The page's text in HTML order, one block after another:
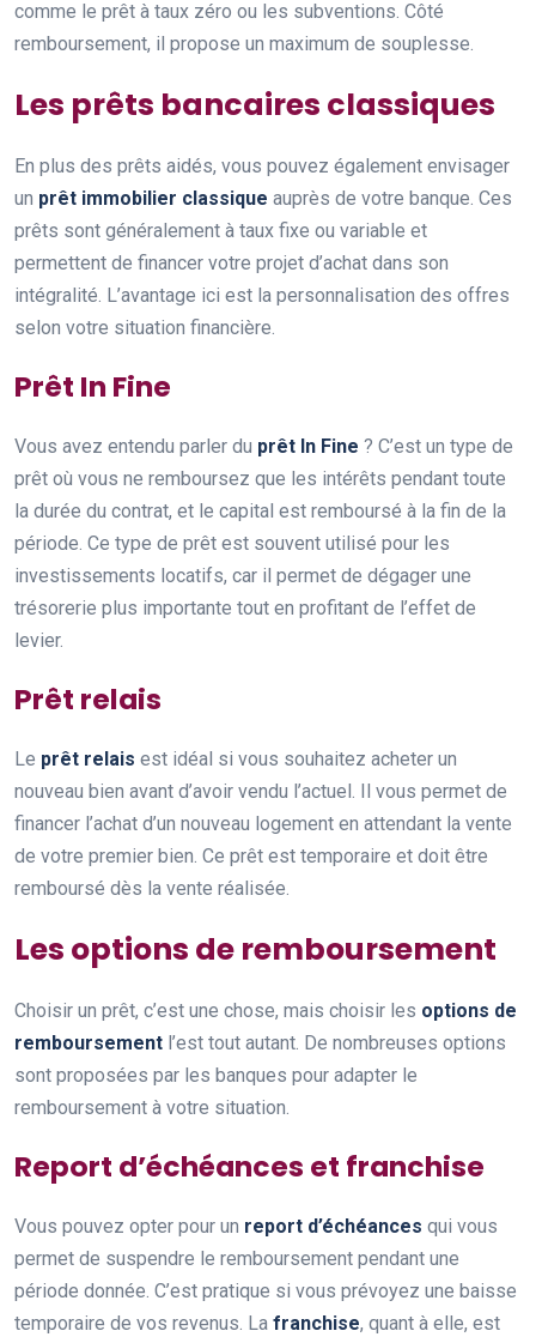
comme le prêt à taux zéro ou les subventions. Côté
remboursement, il propose un maximum de souplesse.
Les prêts bancaires classiques
En plus des prêts aidés, vous pouvez également envisager
un prêt immobilier classique auprès de votre banque. Ces
prêts sont généralement à taux fixe ou variable et
permettent de financer votre projet d’achat dans son
intégralité. L’avantage ici est la personnalisation des offres
selon votre situation financière.
Prêt In Fine
Vous avez entendu parler du prêt In Fine ? C’est un type de
prêt où vous ne remboursez que les intérêts pendant toute
la durée du contrat, et le capital est remboursé à la fin de la
période. Ce type de prêt est souvent utilisé pour les
investissements locatifs, car il permet de dégager une
trésorerie plus importante tout en profitant de l’effet de
levier.
Prêt relais
Le prêt relais est idéal si vous souhaitez acheter un
nouveau bien avant d’avoir vendu l’actuel. Il vous permet de
financer l’achat d’un nouveau logement en attendant la vente
de votre premier bien. Ce prêt est temporaire et doit être
remboursé dès la vente réalisée.
Les options de remboursement
Choisir un prêt, c’est une chose, mais choisir les options de
remboursement l’est tout autant. De nombreuses options
sont proposées par les banques pour adapter le
remboursement à votre situation.
Report d’échéances et franchise
Vous pouvez opter pour un report d’échéances qui vous
permet de suspendre le remboursement pendant une
période donnée. C’est pratique si vous prévoyez une baisse
temporaire de vos revenus. La franchise, quant à elle, est